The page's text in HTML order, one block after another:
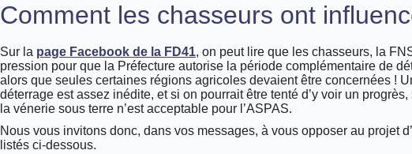
Comment les chasseurs ont
Sur la page Facebook de la FD41, on peut lire que les chasseurs, la
pression pour que la Préfecture autorise la période complémentaire de
alors que seules certaines régions agricoles devaient être concernées !
déterrage est assez inédite, et si on pourrait être tenté d’y voir un
la vénerie sous terre n’est acceptable pour l’ASPAS.
Nous vous invitons donc, dans vos messages, à vous opposer au projet
listés ci-dessous.